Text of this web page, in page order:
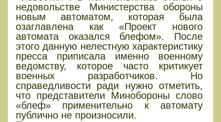
недовольстве Министерства обороны
новым автоматом, которая была
озаглавлена как «Проект нового
автомата оказался блефом». После
этого данную нелестную характеристику
пресса приписала именно военному
ведомству, которое часто критикует
военных разработчиков. Но
справедливости ради нужно отметить,
что представители Минобороны слово
«блеф» применительно к автомату
публично не произносили.